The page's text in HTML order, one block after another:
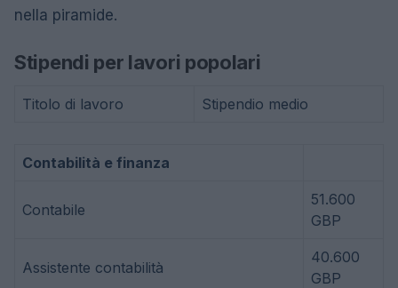
nella piramide.
Stipendi per lavori popolari
Titolo di lavoro Stipendio medio
Contabilità e finanza
Contabile
51.600
GBP
Assistente contabilità
40.600
GBP